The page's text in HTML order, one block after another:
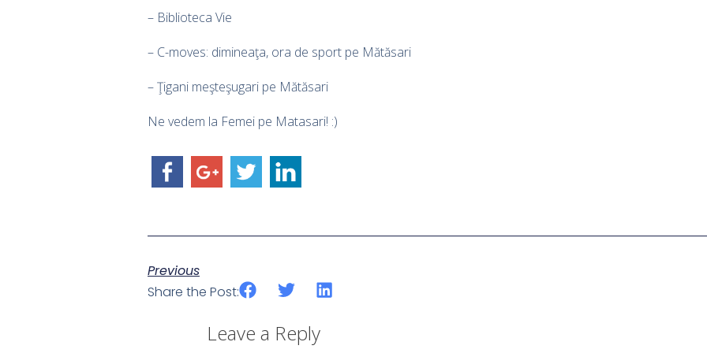
– Biblioteca Vie
– C-moves: dimineaţa, ora de sport pe Mătăsari
– Ţigani meşteşugari pe Mătăsari
Ne vedem la Femei pe Matasari! :)
Previous
Share the Post:
Leave a Reply